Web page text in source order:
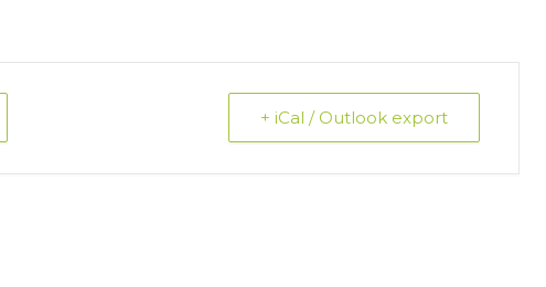
+ iCal / Outlook export